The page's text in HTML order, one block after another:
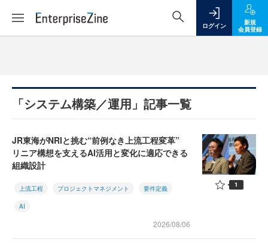
ログイン
新規
会員登録
「システム構築／運用」記事一覧
JR東海がNRIと挑む“前例なき上流工程変革”
リニア構想を支えるAI活用と変化に適応できる
組織設計
上流工程 プロジェクトマネジメント 要件定義
AI
2026/08/06
1